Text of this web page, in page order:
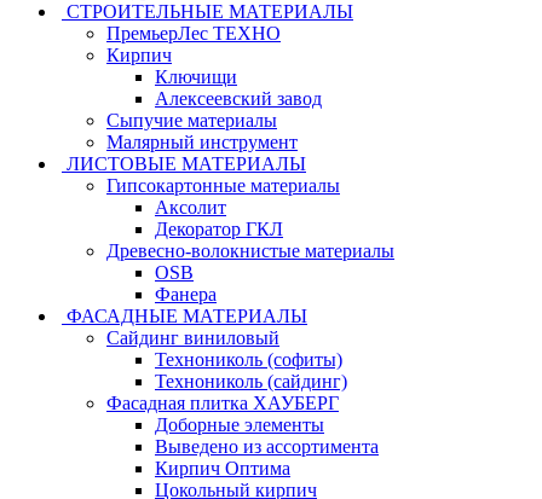
СТРОИТЕЛЬНЫЕ МАТЕРИАЛЫ
ПремьерЛес ТЕХНО
Кирпич
Ключищи
Алексеевский завод
Сыпучие материалы
Малярный инструмент
ЛИСТОВЫЕ МАТЕРИАЛЫ
Гипсокартонные материалы
Аксолит
Декоратор ГКЛ
Древесно-волокнистые материалы
OSB
Фанера
ФАСАДНЫЕ МАТЕРИАЛЫ
Сайдинг виниловый
Технониколь (софиты)
Технониколь (сайдинг)
Фасадная плитка ХАУБЕРГ
Доборные элементы
Выведено из ассортимента
Кирпич Оптима
Цокольный кирпич